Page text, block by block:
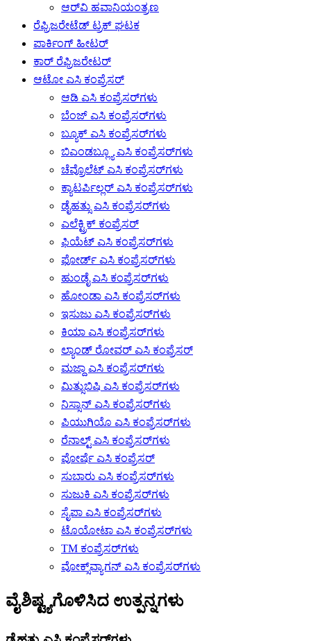
ಆರ್‌ವಿ ಹವಾನಿಯಂತ್ರಣ
ರೆಫ್ರಿಜರೇಟೆಡ್ ಟ್ರಕ್ ಘಟಕ
ಪಾರ್ಕಿಂಗ್ ಹೀಟರ್
ಕಾರ್ ರೆಫ್ರಿಜರೇಟರ್
ಆಟೋ ಎಸಿ ಕಂಪ್ರೆಸರ್
ಆಡಿ ಎಸಿ ಕಂಪ್ರೆಸರ್‌ಗಳು
ಬೆಂಜ್ ಎಸಿ ಕಂಪ್ರೆಸರ್‌ಗಳು
ಬ್ಯೂಕ್ ಎಸಿ ಕಂಪ್ರೆಸರ್‌ಗಳು
ಬಿಎಂಡಬ್ಲ್ಯೂ ಎಸಿ ಕಂಪ್ರೆಸರ್‌ಗಳು
ಚೆವ್ರೊಲೆಟ್ ಎಸಿ ಕಂಪ್ರೆಸರ್‌ಗಳು
ಕ್ಯಾಟರ್ಪಿಲ್ಲರ್ ಎಸಿ ಕಂಪ್ರೆಸರ್‌ಗಳು
ಡೈಹತ್ಸು ಎಸಿ ಕಂಪ್ರೆಸರ್‌ಗಳು
ಎಲೆಕ್ಟ್ರಿಕ್ ಕಂಪ್ರೆಸರ್
ಫಿಯೆಟ್ ಎಸಿ ಕಂಪ್ರೆಸರ್‌ಗಳು
ಫೋರ್ಡ್ ಎಸಿ ಕಂಪ್ರೆಸರ್‌ಗಳು
ಹುಂಡೈ ಎಸಿ ಕಂಪ್ರೆಸರ್‌ಗಳು
ಹೋಂಡಾ ಎಸಿ ಕಂಪ್ರೆಸರ್‌ಗಳು
ಇಸುಜು ಎಸಿ ಕಂಪ್ರೆಸರ್‌ಗಳು
ಕಿಯಾ ಎಸಿ ಕಂಪ್ರೆಸರ್‌ಗಳು
ಲ್ಯಾಂಡ್ ರೋವರ್ ಎಸಿ ಕಂಪ್ರೆಸರ್
ಮಜ್ದಾ ಎಸಿ ಕಂಪ್ರೆಸರ್‌ಗಳು
ಮಿತ್ಸುಬಿಷಿ ಎಸಿ ಕಂಪ್ರೆಸರ್‌ಗಳು
ನಿಸ್ಸಾನ್ ಎಸಿ ಕಂಪ್ರೆಸರ್‌ಗಳು
ಪಿಯುಗಿಯೊ ಎಸಿ ಕಂಪ್ರೆಸರ್‌ಗಳು
ರೆನಾಲ್ಟ್ ಎಸಿ ಕಂಪ್ರೆಸರ್‌ಗಳು
ಪೋರ್ಷೆ ಎಸಿ ಕಂಪ್ರೆಸರ್
ಸುಬಾರು ಎಸಿ ಕಂಪ್ರೆಸರ್‌ಗಳು
ಸುಜುಕಿ ಎಸಿ ಕಂಪ್ರೆಸರ್‌ಗಳು
ಸೈಪಾ ಎಸಿ ಕಂಪ್ರೆಸರ್‌ಗಳು
ಟೊಯೋಟಾ ಎಸಿ ಕಂಪ್ರೆಸರ್‌ಗಳು
TM ಕಂಪ್ರೆಸರ್‌ಗಳು
ವೋಕ್ಸ್‌ವ್ಯಾಗನ್ ಎಸಿ ಕಂಪ್ರೆಸರ್‌ಗಳು
ವೈಶಿಷ್ಟ್ಯಗೊಳಿಸಿದ ಉತ್ಪನ್ನಗಳು